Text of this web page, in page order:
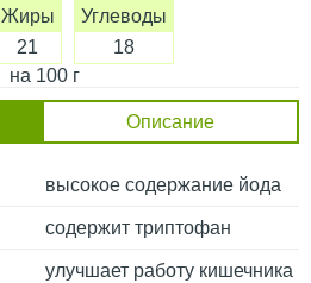
Жиры
21
Углеводы
18
на 100 г
Описание
высокое содержание йода
содержит триптофан
улучшает работу кишечника